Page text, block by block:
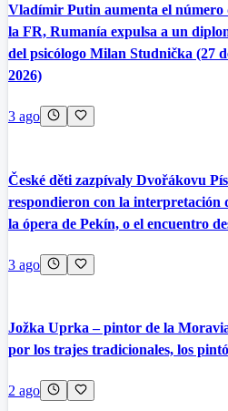
Vladímir Putin aumenta el número
la FR, Rumanía expulsa a un
del psicólogo Milan Studnička (27
2026)
3 ago
České děti zazpívaly Dvořákovu
respondieron con la interpretación
la ópera de Pekín, o el encuentro
3 ago
Jožka Uprka – pintor de la
por los trajes tradicionales, los
2 ago